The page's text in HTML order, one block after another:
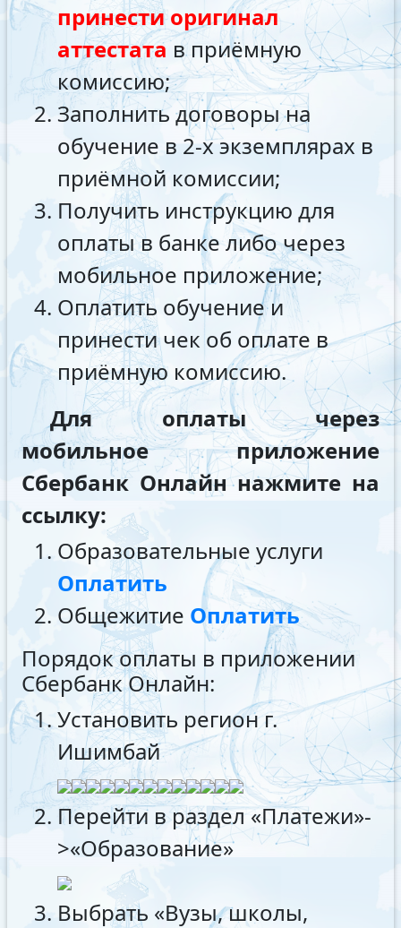
принести оригинал
аттестатав приёмную
комиссию;
Заполнить договоры на
обучение в 2-х экземплярах в
приёмной комиссии;
Получить инструкцию для
оплаты в банке либо через
мобильное приложение;
Оплатить обучение и
принести чек об оплате в
приёмную комиссию.
Для оплаты через
мобильное приложение
Сбербанк Онлайн нажмите на
ссылку:
Образовательные услуги
Оплатить
Общежитие Оплатить
Порядок оплаты в приложении
Сбербанк Онлайн:
Установить регион г.
Ишимбай
Перейти в раздел «Платежи»-
>«Образование»
Выбрать «Вузы, школы,